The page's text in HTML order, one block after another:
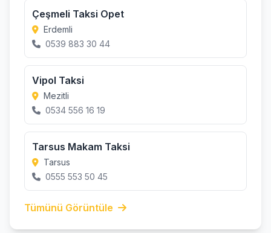
Çeşmeli Taksi Opet
Erdemli
0539 883 30 44
Vipol Taksi
Mezitli
0534 556 16 19
Tarsus Makam Taksi
Tarsus
0555 553 50 45
Tümünü Görüntüle